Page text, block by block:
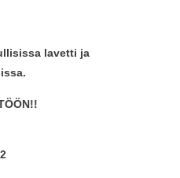
lavetti ja